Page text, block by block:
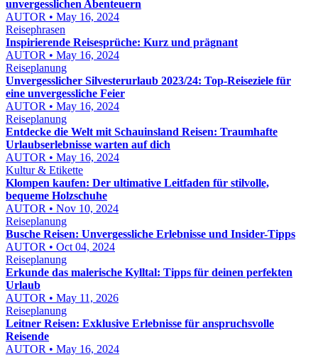
unvergesslichen Abenteuern
AUTOR • May 16, 2024
Reisephrasen
Inspirierende Reisesprüche: Kurz und prägnant
AUTOR • May 16, 2024
Reiseplanung
Unvergesslicher Silvesterurlaub 2023/24: Top-Reiseziele für
eine unvergessliche Feier
AUTOR • May 16, 2024
Reiseplanung
Entdecke die Welt mit Schauinsland Reisen: Traumhafte
Urlaubserlebnisse warten auf dich
AUTOR • May 16, 2024
Kultur & Etikette
Klompen kaufen: Der ultimative Leitfaden für stilvolle,
bequeme Holzschuhe
AUTOR • Nov 10, 2024
Reiseplanung
Busche Reisen: Unvergessliche Erlebnisse und Insider-Tipps
AUTOR • Oct 04, 2024
Reiseplanung
Erkunde das malerische Kylltal: Tipps für deinen perfekten
Urlaub
AUTOR • May 11, 2026
Reiseplanung
Leitner Reisen: Exklusive Erlebnisse für anspruchsvolle
Reisende
AUTOR • May 16, 2024